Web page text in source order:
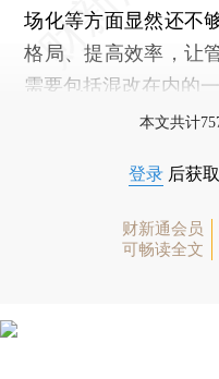
场化等方面显然还不
格局、提高效率，让
需要包括混改在内的
本文共计
登录 后获
财新通会员
可畅读全文